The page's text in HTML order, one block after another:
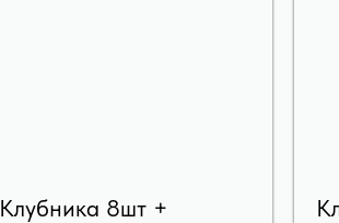
Клубника 8шт +